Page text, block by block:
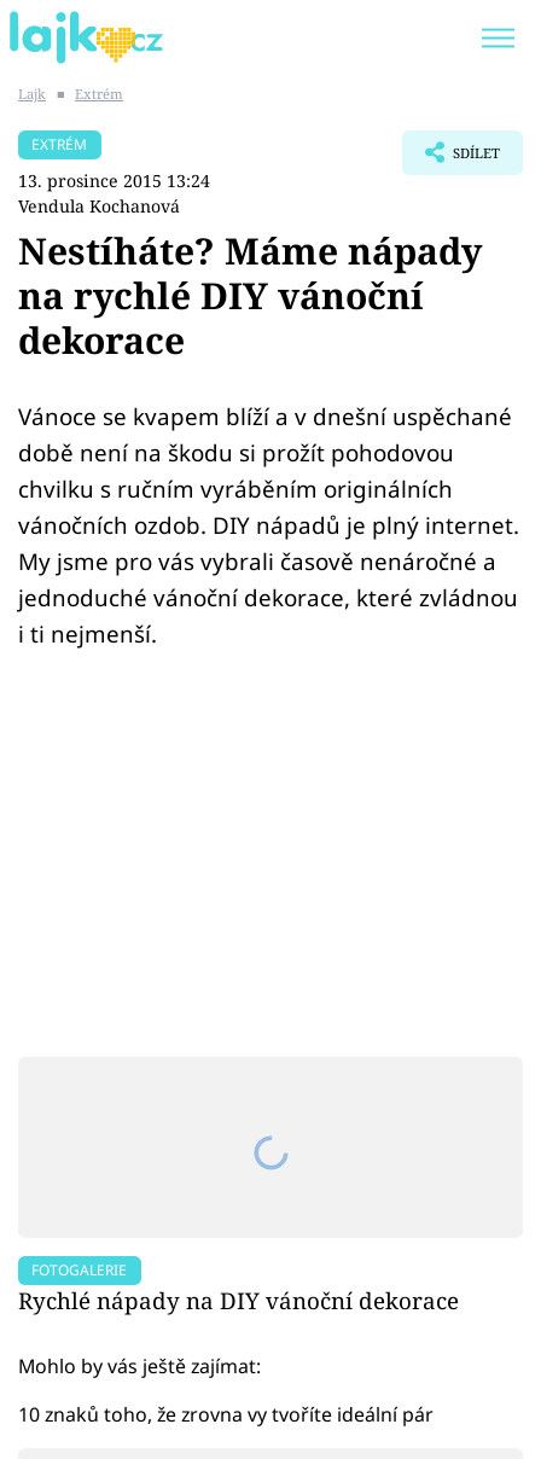
SHOPAHOLICADEL
Témata
Showbyznys
Youtubeři
Virály
Sex a vztahy
Videa
Lajk ■ Extrém
EXTRÉM
13. prosince 2015 13:24
Vendula Kochanová
SDÍLET
Nestíháte? Máme nápady
na rychlé DIY vánoční
dekorace
Vánoce se kvapem blíží a v dnešní uspěchané
době není na škodu si prožít pohodovou
chvilku s ručním vyráběním originálních
vánočních ozdob. DIY nápadů je plný internet.
My jsme pro vás vybrali časově nenáročné a
jednoduché vánoční dekorace, které zvládnou
i ti nejmenší.
FOTOGALERIE
Rychlé nápady na DIY vánoční dekorace
Mohlo by vás ještě zajímat:
10 znaků toho, že zrovna vy tvoříte ideální pár